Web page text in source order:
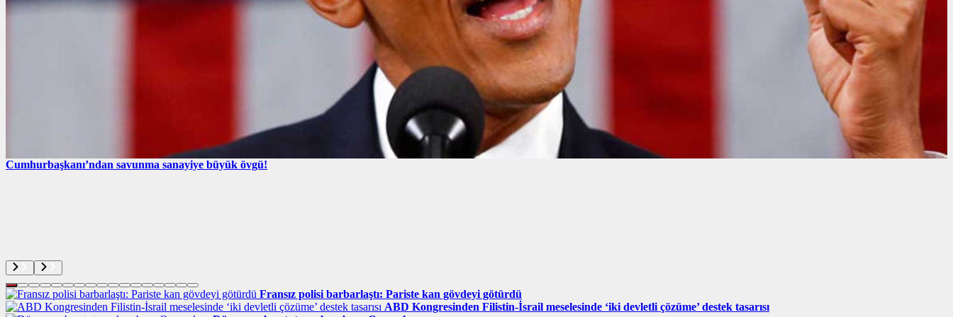
Cumhurbaşkanı’ndan savunma sanayiye büyük övgü!
Fransız polisi barbarlaştı: Pariste kan gövdeyi götürdü
ABD Kongresinden Filistin-İsrail meselesinde ‘iki devletli çözüme’ destek tasarısı